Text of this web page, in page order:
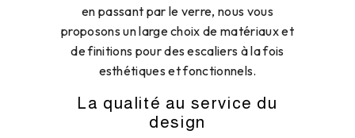
en passant par le verre, nous vous
proposons un large choix de matériaux et
de finitions pour des escaliers à la fois
esthétiques et fonctionnels.
La qualité au service du
design